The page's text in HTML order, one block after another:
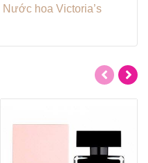
Nước hoa Victoria’s